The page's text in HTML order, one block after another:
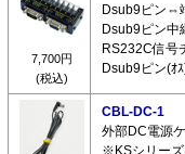
7,700円
(税込)
Dsub9ピン⇔
Dsub9ピン中
RS232C信号
Dsub9ピン(ｵ
CBL-DC-1
外部DC電源
※KSシリーズ